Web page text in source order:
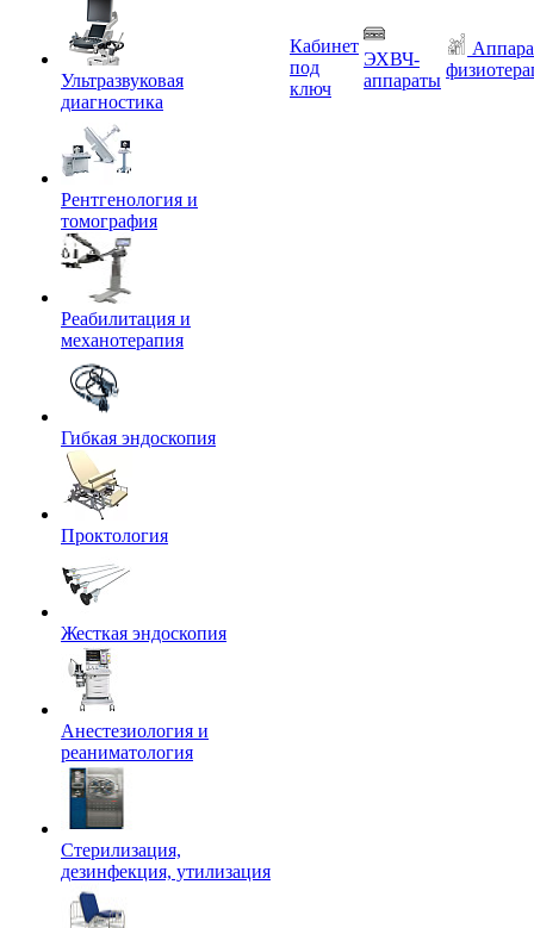
Ультразвуковая
диагностика
Рентгенология и
томография
Реабилитация и
механотерапия
Гибкая эндоскопия
Проктология
Жесткая эндоскопия
Анестезиология и
реаниматология
Стерилизация,
дезинфекция, утилизация
Кабинет
под
ключ
ЭХВЧ-
аппараты